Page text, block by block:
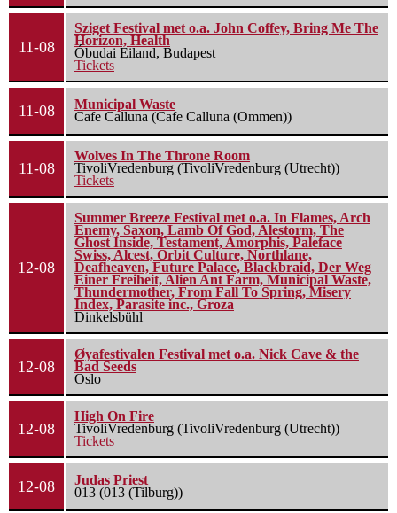
11-08
Sziget Festival met o.a. John Coffey, Bring Me The
Horizon, Health
Óbudai Eiland, Budapest
Tickets
11-08
Municipal Waste
Cafe Calluna (Cafe Calluna (Ommen))
11-08
Wolves In The Throne Room
TivoliVredenburg (TivoliVredenburg (Utrecht))
Tickets
12-08
Summer Breeze Festival met o.a. In Flames, Arch
Enemy, Saxon, Lamb Of God, Alestorm, The
Ghost Inside, Testament, Amorphis, Paleface
Swiss, Alcest, Orbit Culture, Northlane,
Deafheaven, Future Palace, Blackbraid, Der Weg
Einer Freiheit, Alien Ant Farm, Municipal Waste,
Thundermother, From Fall To Spring, Misery
Index, Parasite inc., Groza
Dinkelsbühl
12-08
Øyafestivalen Festival met o.a. Nick Cave & the
Bad Seeds
Oslo
12-08
High On Fire
TivoliVredenburg (TivoliVredenburg (Utrecht))
Tickets
12-08
Judas Priest
013 (013 (Tilburg))